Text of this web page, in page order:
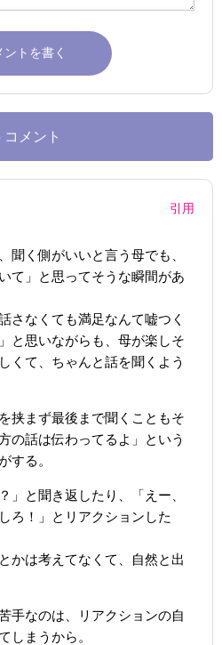
コメント
引用
聞く側がいいと言う母でも、
て」と思ってそうな瞬間があ
さなくても満足なんて嘘つく
と思いながらも、母が楽しそ
くて、ちゃんと話を聞くよう
挟まず最後まで聞くこともそ
の話は伝わってるよ」という
する。
」と聞き返したり、「えー、
ろ！」とリアクションした
かは考えてなくて、自然と出
手なのは、リアクションの自
しまうから。